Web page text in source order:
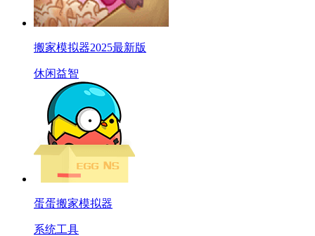
搬家模拟器2025最新版
休闲益智
蛋蛋搬家模拟器
系统工具